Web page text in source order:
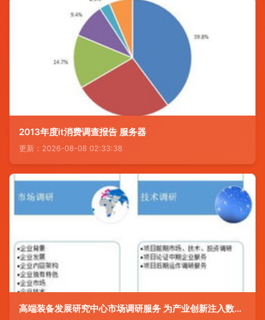
2013年度it消费调查报告 服务器
更新：2026-08-08 02:33:38
高端装备发展研究中心市场调研服务 为产业创新注入数据驱动力